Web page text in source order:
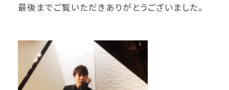
最後までご覧いただきありがとうございました。